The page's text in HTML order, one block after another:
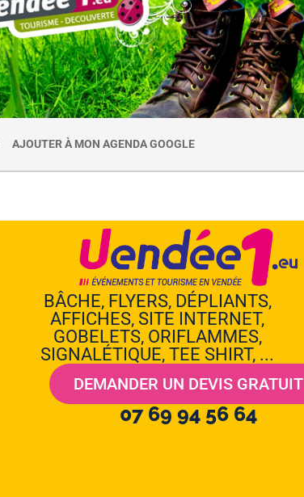
AJOUTER À MON AGENDA GOOGLE
BÂCHE, FLYERS, DÉPLIANTS,
AFFICHES, SITE INTERNET,
GOBELETS, ORIFLAMMES,
SIGNALÉTIQUE, TEE SHIRT, ...
DEMANDER UN DEVIS GRATUIT
07 69 94 56 64